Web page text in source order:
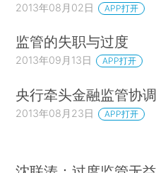
2013年08月02日 APP打开
监管的失职与过度
2013年09月13日 APP打开
央行牵头金融监管协调
2013年08月23日 APP打开